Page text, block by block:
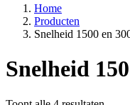
Home
Producten
Snelheid 1500 en
Snelheid